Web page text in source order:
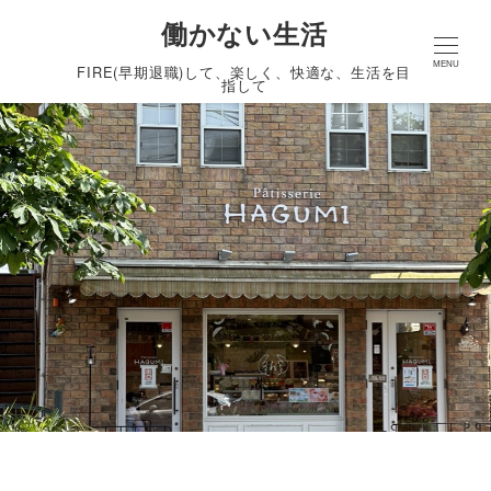
働かない生活
FIRE(早期退職)して、楽しく、快適な、生活を目
指して
MENU